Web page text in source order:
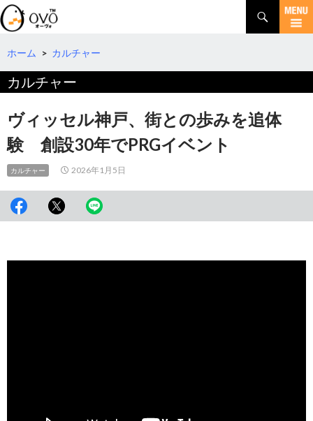
検
索
コ
テ
ツ
へ
ホーム > カルチャー
カルチャー
ヴィッセル神戸、街との歩みを追体
験 創設30年でPRGイベント
カルチャー 2026年1月5日